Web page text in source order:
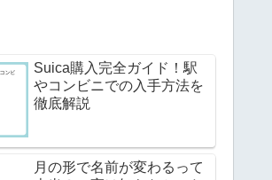
Suica購入完全ガイド！駅
やコンビニでの入手方法を
徹底解説
月の形で名前が変わるって